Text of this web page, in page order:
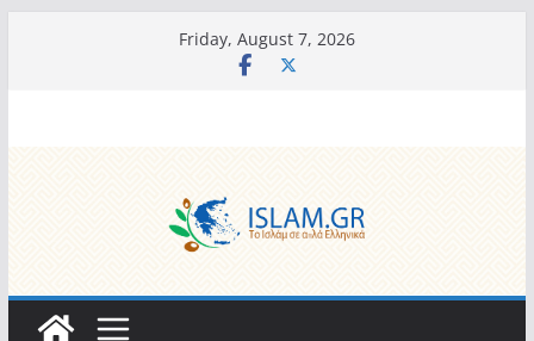
Friday, August 7, 2026